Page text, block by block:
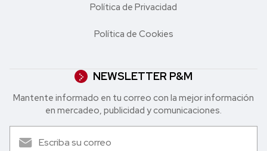
Política de Privacidad
Política de Cookies
NEWSLETTER P&M
Mantente informado en tu correo con la mejor in formación
en mercadeo, publicidad y comunicaciones.